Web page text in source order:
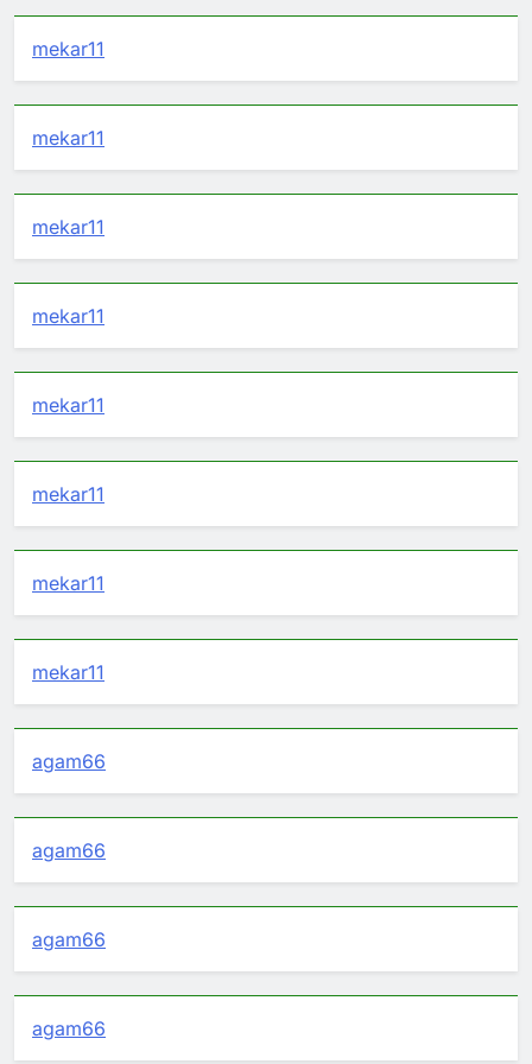
mekar11
mekar11
mekar11
mekar11
mekar11
mekar11
mekar11
mekar11
agam66
agam66
agam66
agam66